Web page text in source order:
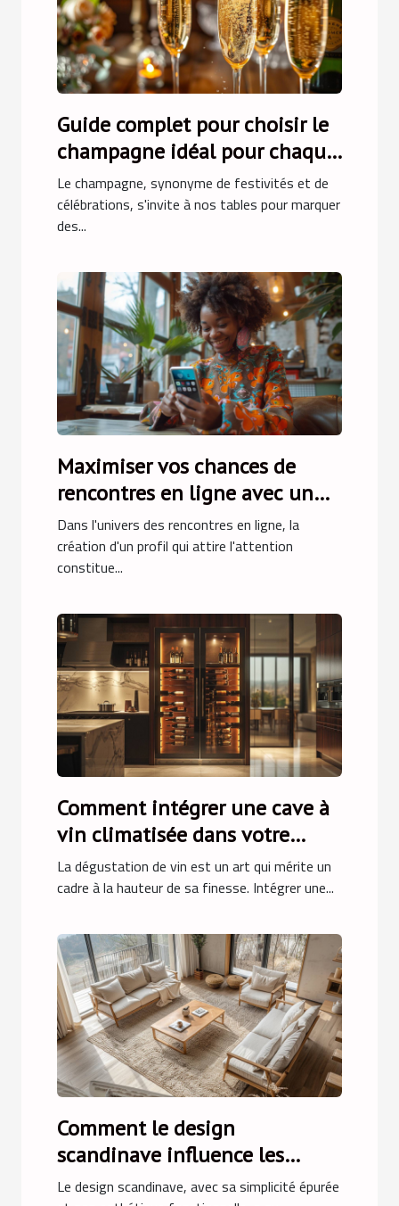
Guide complet pour choisir le
champagne idéal pour chaque
occasion
Le champagne, synonyme de festivités et de
célébrations, s'invite à nos tables pour marquer
des...
Maximiser vos chances de
rencontres en ligne avec un
profil attrayant
Dans l'univers des rencontres en ligne, la
création d'un profil qui attire l'attention
constitue...
Comment intégrer une cave à
vin climatisée dans votre
cuisine
La dégustation de vin est un art qui mérite un
cadre à la hauteur de sa finesse. Intégrer une...
Comment le design
scandinave influence les
tendances de mobilier
Le design scandinave, avec sa simplicité épurée